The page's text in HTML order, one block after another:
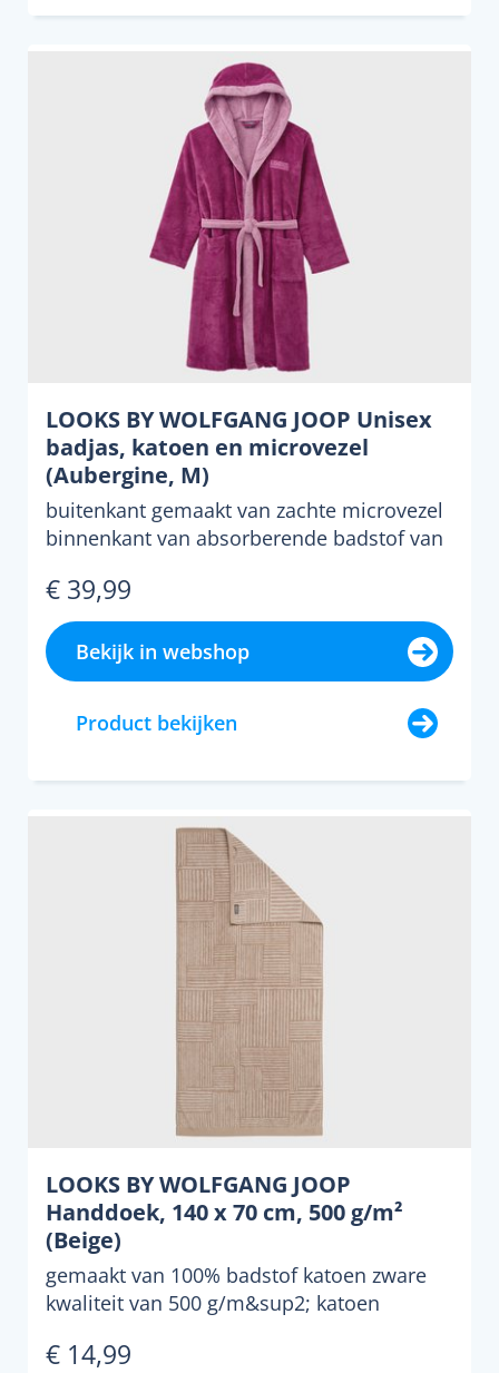
LOOKS BY WOLFGANG JOOP Unisex
badjas, katoen en microvezel
(Aubergine, M)
buitenkant gemaakt van zachte microvezel
binnenkant van absorberende badstof van
€ 39,99
Bekijk in webshop
Product bekijken
LOOKS BY WOLFGANG JOOP
Handdoek, 140 x 70 cm, 500 g/m²
(Beige)
gemaakt van 100% badstof katoen zware
kwaliteit van 500 g/m&sup2; katoen
€ 14,99